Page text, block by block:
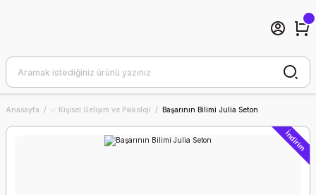
Anasayfa ✅ Kişisel Gelişim ve Psikoloji Başarının Bilimi Julia Seton
İndirim